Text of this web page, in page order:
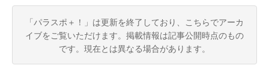
「パラスポ＋！」は更新を終了しており、こちらでアーカ
イブをご覧いただけます。 掲載情報は記事公開時点のもの
です。現在とは異なる場合があります。